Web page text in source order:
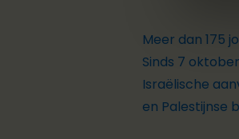
Meer dan 175
Sinds 7
Israëlische
en Palestijnse